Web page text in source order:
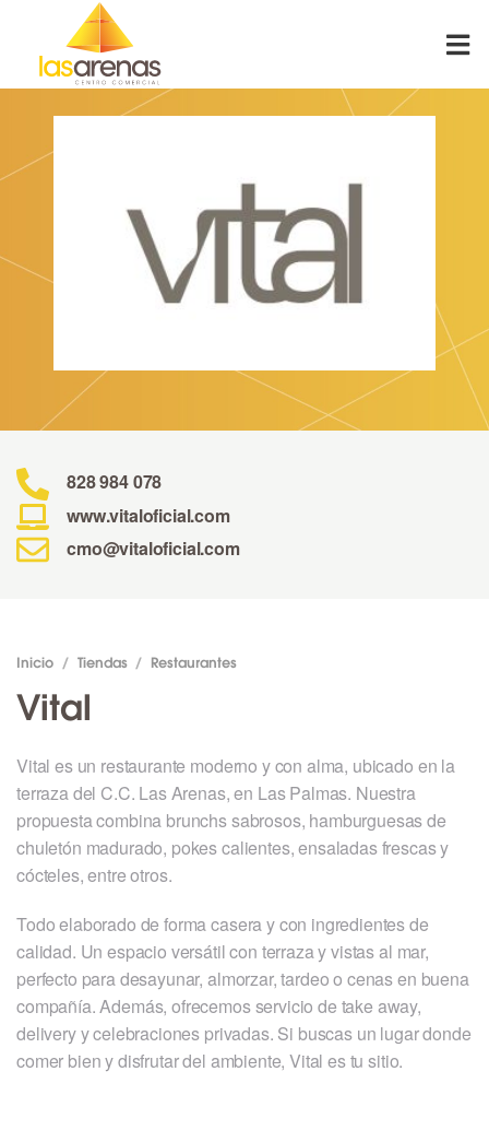
content
828 984 078
www.vitaloficial.com
cmo@vitaloficial.com
Inicio / Tiendas / Restaurantes
Vital
Vital es un restaurante moderno y con alma, ubicado en la
terraza del C.C. Las Arenas, en Las Palmas. Nuestra
propuesta combina brunchs sabrosos, hamburguesas de
chuletón madurado, pokes calientes, ensaladas frescas y
cócteles, entre otros.
Todo elaborado de forma casera y con ingredientes de
calidad. Un espacio versátil con terraza y vistas al mar,
perfecto para desayunar, almorzar, tardeo o cenas en buena
compañía. Además, ofrecemos servicio de take away,
delivery y celebraciones privadas. Si buscas un lugar donde
comer bien y disfrutar del ambiente, Vital es tu sitio.